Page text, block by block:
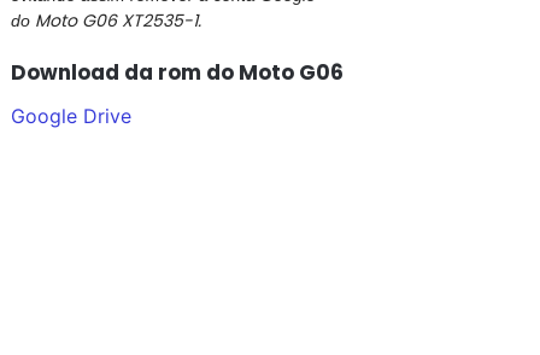
do Moto G06 XT2535-1.
Download da rom do Moto G06
Google Drive